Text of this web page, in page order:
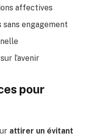
affectives
engagement
l’avenir
pour
attirer un évitant